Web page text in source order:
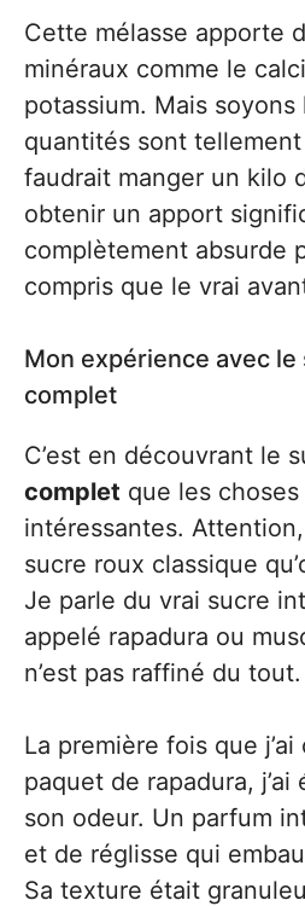
Cette mélasse apporte
minéraux comme le
potassium. Mais
quantités sont tellement
faudrait manger un kilo
obtenir un apport
complètement absurde
compris que le vrai
Mon expérience avec
complet
C’est en découvrant le
complet que les
intéressantes.
sucre roux classique
Je parle du vrai sucre
appelé rapadura ou
n’est pas raffiné du tout.
La première fois que
paquet de rapadura,
son odeur. Un parfum
et de réglisse qui
Sa texture était